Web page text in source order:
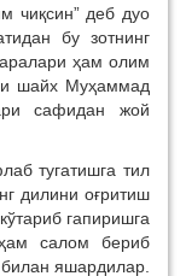
чиқсин” деб дуо
бу зотнинг
ҳам олим
шайх Муҳаммад
сафидан жой
тугатишга тил
дилини оғритиш
гапиришга
салом бериб
яшардилар.